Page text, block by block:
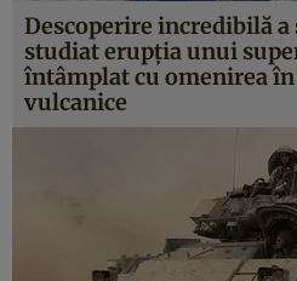
Descoperire incredibilă
studiat erupţia unui
întâmplat cu omenirea
vulcanice